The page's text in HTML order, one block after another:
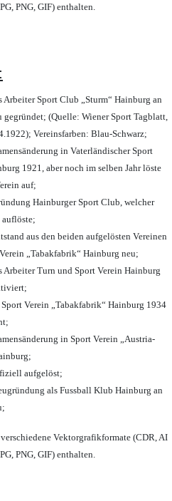
PNG, GIF) enthalten.
Arbeiter Sport Club „Sturm“ Hainburg an
gegründet; (Quelle: Wiener Sport Tagblatt,
Vereinsfarben: Blau-Schwarz;
in Vaterländischer Sport
1921, aber noch im selben Jahr löste
auf;
Hainburger Sport Club, welcher
aus den beiden aufgelösten Vereinen
„Tabakfabrik“ Hainburg neu;
Arbeiter Turn und Sport Verein Hainburg
Verein „Tabakfabrik“ Hainburg 1934
in Sport Verein „Austria-
aufgelöst;
als Fussball Klub Hainburg an
Vektorgrafikformate (CDR, AI
PNG, GIF) enthalten.